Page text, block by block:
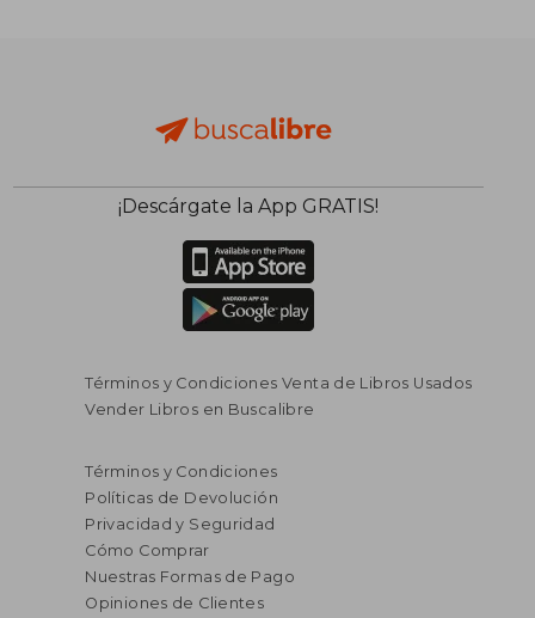
¡Descárgate la App GRATIS!
Términos y Condiciones Venta de Libros Usados
Vender Libros en Buscalibre
Términos y Condiciones
Políticas de Devolución
Privacidad y Seguridad
Cómo Comprar
Nuestras Formas de Pago
Opiniones de Clientes